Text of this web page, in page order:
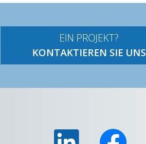
EIN PROJEKT?
KONTAKTIEREN SIE UNS